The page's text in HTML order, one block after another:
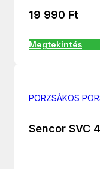
19 990 Ft
Megtekintés
PORZSÁKOS
Sencor SVC